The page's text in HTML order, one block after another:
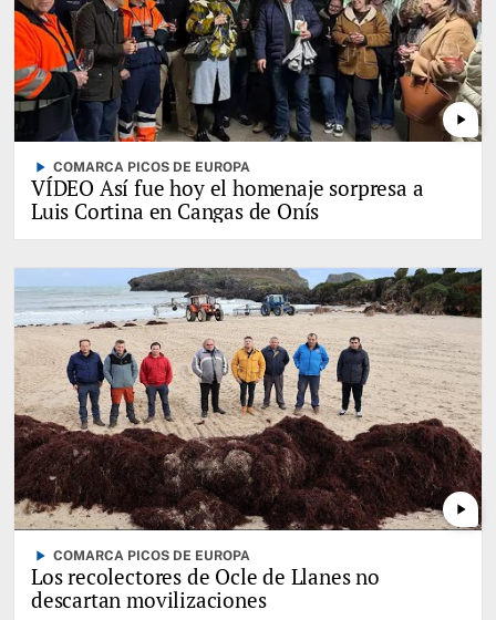
play_arrow
play_arrow COMARCA PICOS DE EUROPA
VÍDEO Así fue hoy el homenaje sorpresa a
Luis Cortina en Cangas de Onís
play_arrow
play_arrow COMARCA PICOS DE EUROPA
Los recolectores de Ocle de Llanes no
descartan movilizaciones